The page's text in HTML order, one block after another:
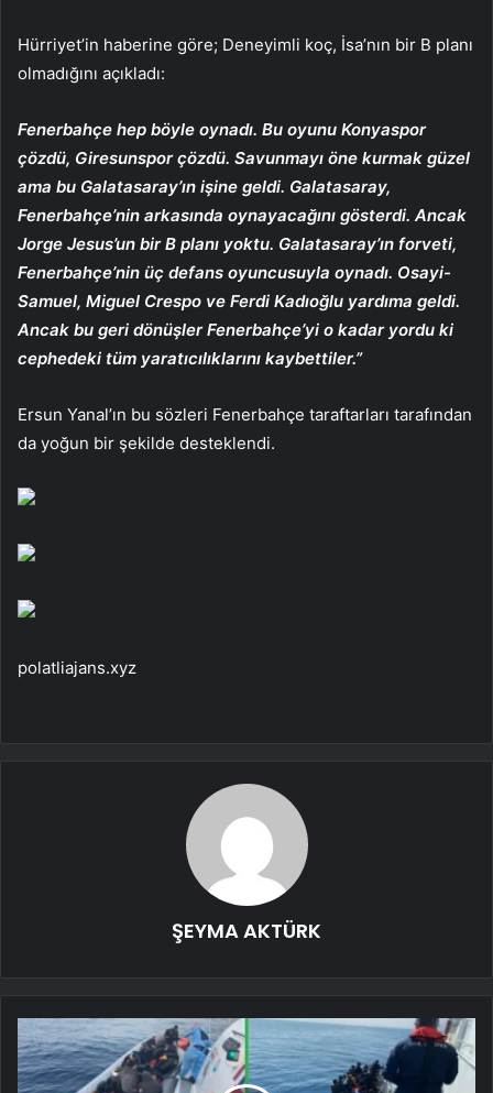
Hürriyet’in haberine göre; Deneyimli koç, İsa’nın bir B planı
olmadığını açıkladı:
Fenerbahçe hep böyle oynadı. Bu oyunu Konyaspor
çözdü, Giresunspor çözdü. Savunmayı öne kurmak güzel
ama bu Galatasaray’ın işine geldi. Galatasaray,
Fenerbahçe’nin arkasında oynayacağını gösterdi. Ancak
Jorge Jesus’un bir B planı yoktu. Galatasaray’ın forveti,
Fenerbahçe’nin üç defans oyuncusuyla oynadı. Osayi-
Samuel, Miguel Crespo ve Ferdi Kadıoğlu yardıma geldi.
Ancak bu geri dönüşler Fenerbahçe’yi o kadar yordu ki
cephedeki tüm yaratıcılıklarını kaybettiler.”
Ersun Yanal’ın bu sözleri Fenerbahçe taraftarları tarafından
da yoğun bir şekilde desteklendi.
polatliajans.xyz
ŞEYMA AKTÜRK